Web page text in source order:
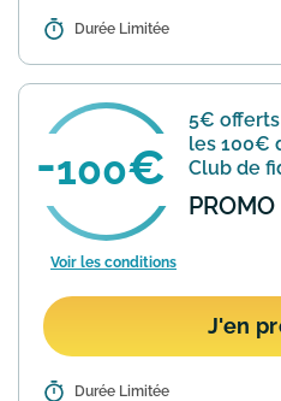
Détails : À l’occasion de
cadeau d'une
condition pour
au Club Fidélité
Durée Limitée
100
5€
les 100€
Club de
Club
PROMO
Voir les conditions
J'en
Détails : En rejoignant
Durée Limitée